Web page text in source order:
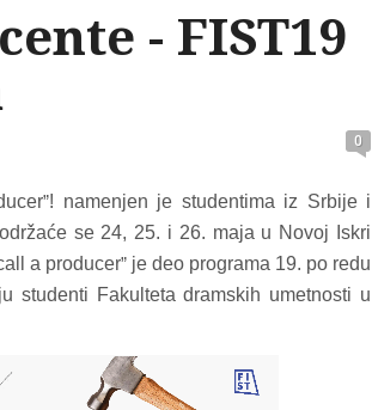
- FIST19
0
”! namenjen je studentima iz Srbije i
se 24, 25. i 26. maja u Novoj Iskri
a producer”je deo programa 19. po redu
studenti Fakulteta dramskih umetnosti u